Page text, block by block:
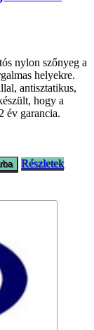
nylon szőnyeg a
helyekre.
antisztatikus,
hogy a
év garancia.
Részletek